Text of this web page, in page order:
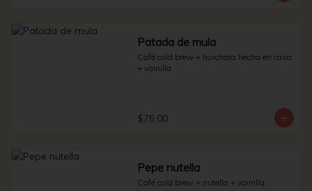
Patada de mula
Café cold brew + horchata hecha en casa
+ vainilla.
$75.00
Pepe nutella
Café cold brew + nutella + vainilla.